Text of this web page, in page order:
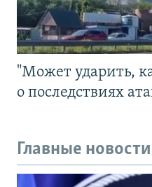
"Может ударить,
о последствиях
Главные новости